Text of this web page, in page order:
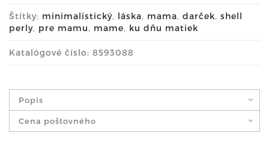
Štítky: minimalistický, láska, mama, darček, shell
perly, pre mamu, mame, ku dňu matiek
Katalógové číslo: 8593088
Popis
Cena poštovného